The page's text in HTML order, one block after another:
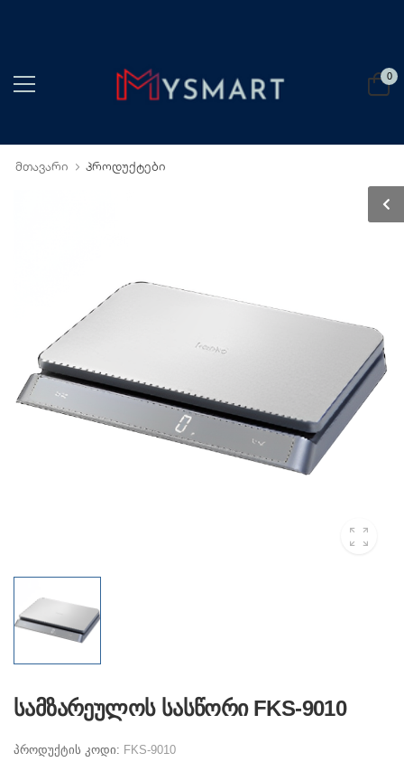
0
მთავარი პროდუქტები
სამზარეულოს სასწორი FKS-9010
პროდუქტის კოდი: FKS-9010